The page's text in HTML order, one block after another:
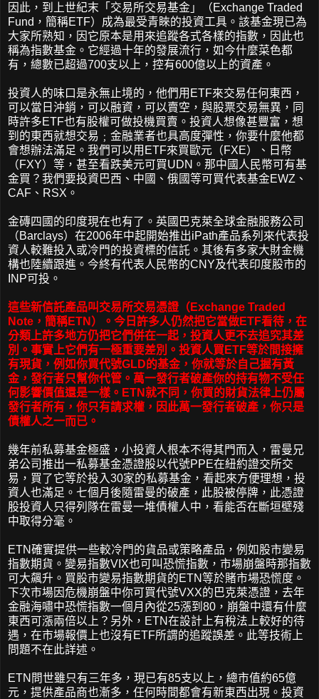
因此，到上世紀末「交易所交易基金」（Exchange Traded
Fund，簡稱ETF）成為最受青睞的投資工具。該基金現已為
大家所熟知，因它原本是用來追蹤各式各樣的指數，因此也
稱為指數基金。它經過十年的發展流行，如今什麼菜色都
有，總數已超過700支以上，控有600億以上的資產。
投資人的味口是永無止境的，他們用ETF來交易任何東西，
可以當日沖銷，可以融資，可以賣空，與股票交易無異，同
時許多ETF也有股權可做投機買賣。投資人想像甚豐富，想
到的東西就想交易﹔金融業者也具高度彈性，你要什麼他都
會想辦法滿足。我們可以用ETF來買歐元（FXE）、日幣
（FXY）等，甚至看跌美元可買UDN。那中國人民幣可有基
金買？我們要投資巴西、中國、俄國等可買代表基金EWZ、
CAF、RSX。
金磚四國的印度現在也有了。英國巴克萊全球金融服務公司
（Barclays）在2006年中起開始推出iPath產品系列來代表投
資人較難投入或冷門的投資標的信託。其後有多家大財金機
構也陸續跟進。今終有代表人民幣的CNY及代表印度股市的
INP可投。
這些新信託產品叫交易所交易憑證（Exchange Traded
Note，簡稱ETN）。今日許多人仍然把它當做ETF看待，在
分類上許多地方仍把它們併在一起，投資人更不去追究其差
別。事實上它們有一極重要差別。投資人買ETF等於間接擁
有現貨，例如你買代號GLD的基金，你就等於自己握有黃
金，發行者只幫你代管。萬一發行者破產你的持有物不受任
何影響價值還是一樣。ETN就不同，你買的財貨法律上仍屬
發行者所有，你只有請求權，因此萬一發行者破產，你只是
債權人之一而已。
幾年前私募基金極盛，小投資人根本不得其門而入，雷曼兄
弟公司推出一私募基金憑證股以代號PPE在紐約證交所交
易，買了它等於投入30家的私募基金，看起來方便理想，投
資人也滿足。七個月後隨雷曼的破產，此股被停牌，此憑證
股投資人只得列隊在雷曼一堆債權人中，看能否在斷垣壁殘
中取得分毫。
ETN確實提供一些較冷門的貨品或策略產品，例如股市變易
指數期貨。變易指數VIX也可叫恐慌指數，市場崩盤時那指數
可大飆升。買股市變易指數期貨的ETN等於賭市場恐慌度。
下次市場因危機崩盤中你可買代號VXX的巴克萊憑證，去年
金融海嘯中恐慌指數一個月內從25漲到80，崩盤中還有什麼
東西可漲兩倍以上？另外，ETN在設計上有稅法上較好的待
遇，在市場報價上也沒有ETF所謂的追蹤誤差。此等技術上
問題不在此詳述。
ETN問世雖只有三年多，現已有85支以上，總市值約65億
元，提供產品商也漸多，任何時間都會有新東西出現。投資